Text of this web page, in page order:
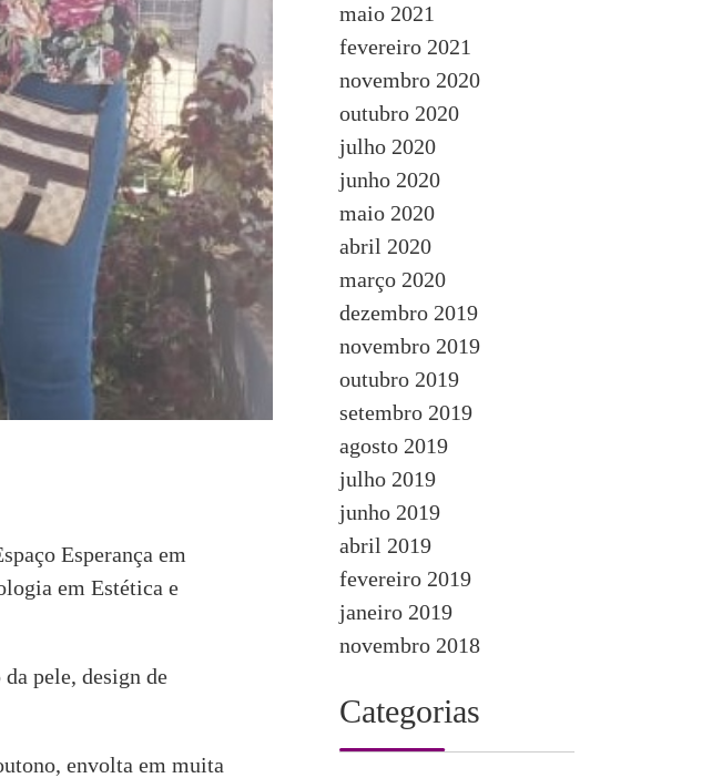
Esperança em
em Estética e
pele, design de
envolta em muita
maio 2021
fevereiro 2021
novembro 2020
outubro 2020
julho 2020
junho 2020
maio 2020
abril 2020
março 2020
dezembro 2019
novembro 2019
outubro 2019
setembro 2019
agosto 2019
julho 2019
junho 2019
abril 2019
fevereiro 2019
janeiro 2019
novembro 2018
Categorias